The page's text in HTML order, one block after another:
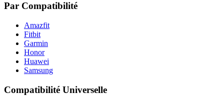
Par Compatibilité
Amazfit
Fitbit
Garmin
Honor
Huawei
Samsung
Compatibilité Universelle